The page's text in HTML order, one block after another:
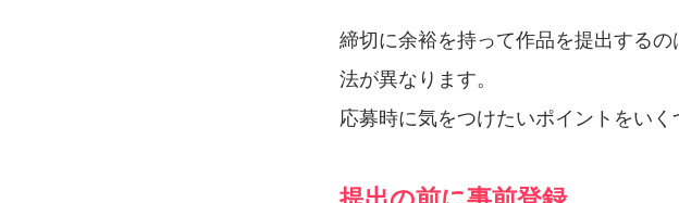
締切に余裕を持って作品を提出する
法が異なります。
応募時に気をつけたいポイントをいく